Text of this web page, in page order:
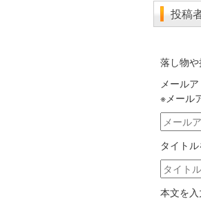
投稿
落し物
メール
※メール
メ
ー
ル
ア
ド
レ
タイト
タ
イ
ト
本文を入